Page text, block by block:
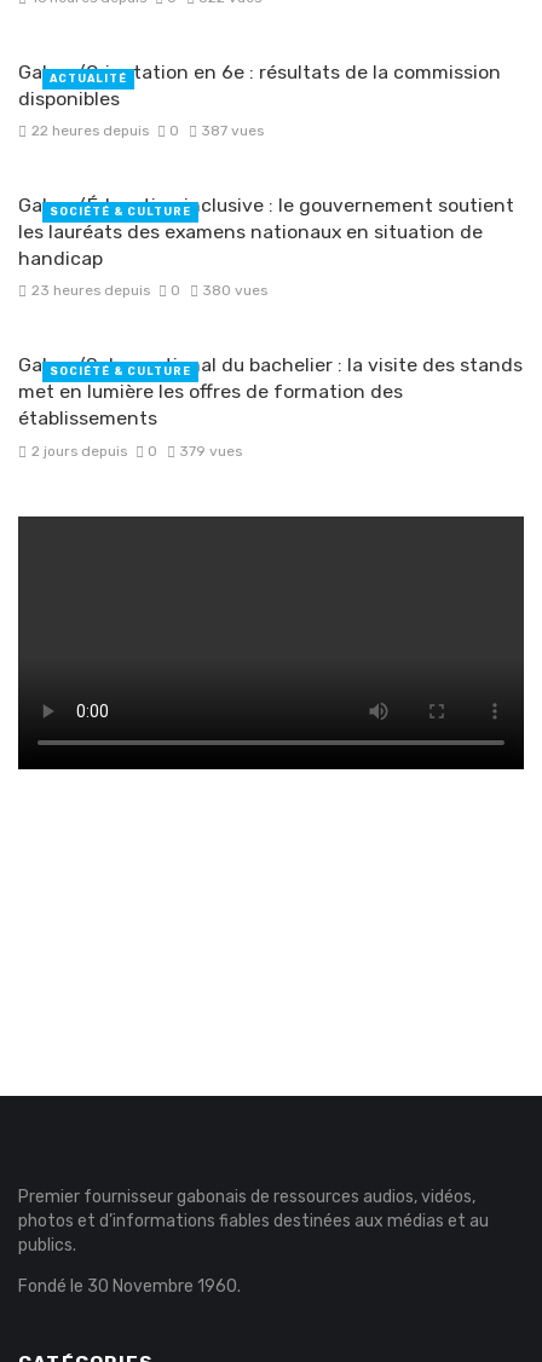
Gabon/Orientation en 6e : résultats de la commission
disponibles
22 heures depuis 0 387 vues
ACTUALITÉ
Gabon/Éducation inclusive : le gouvernement soutient
les lauréats des examens nationaux en situation de
handicap
23 heures depuis 0 380 vues
SOCIÉTÉ & CULTURE
Gabon/Salon national du bachelier : la visite des stands
met en lumière les offres de formation des
établissements
2 jours depuis 0 379 vues
SOCIÉTÉ & CULTURE
Premier fournisseur gabonais de ressources audios, vidéos,
photos et d’informations fiables destinées aux médias et au
publics.
Fondé le 30 Novembre 1960.